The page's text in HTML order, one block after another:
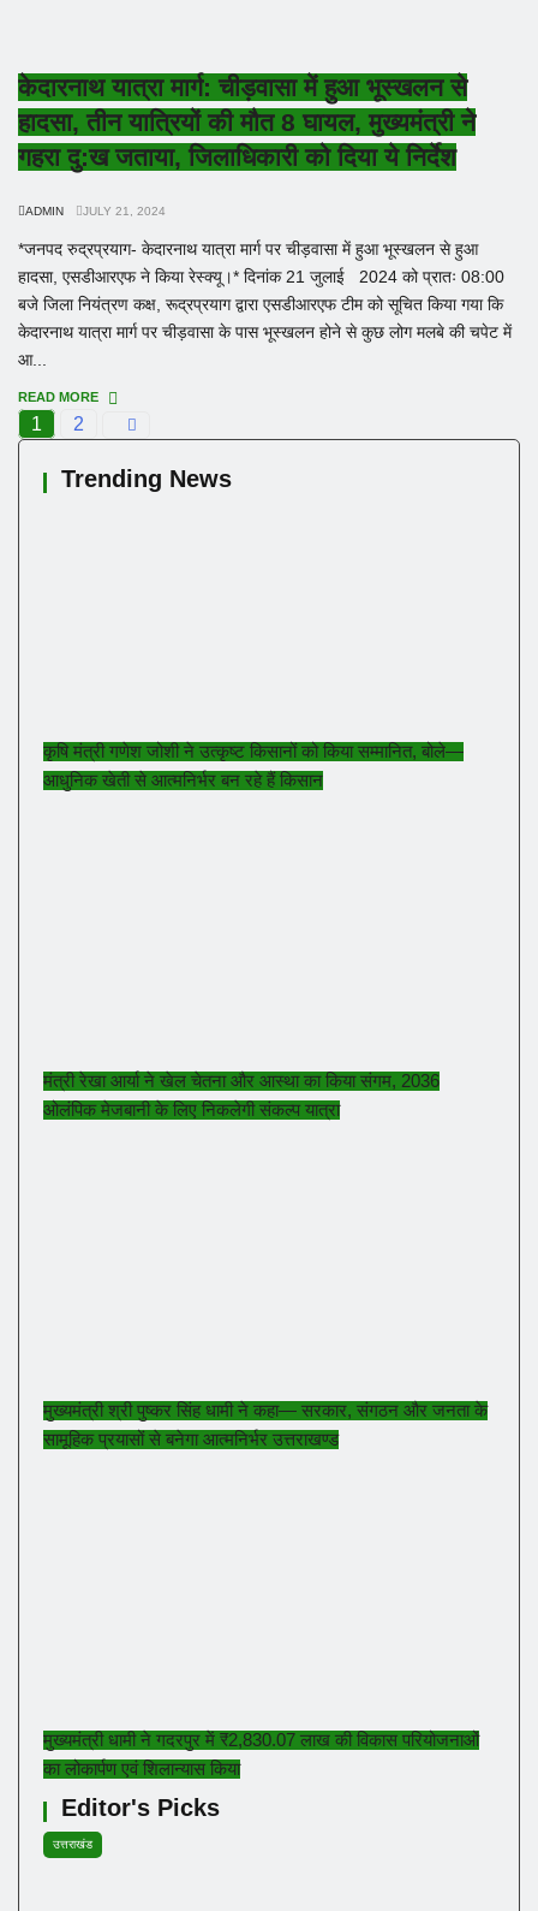
केदारनाथ यात्रा मार्ग: चीड़वासा में हुआ भूस्खलन से
हादसा, तीन यात्रियों की मौत 8 घायल, मुख्यमंत्री ने
गहरा दु:ख जताया, जिलाधिकारी को दिया ये निर्देश
ADMIN JULY 21, 2024
*जनपद रुद्रप्रयाग- केदारनाथ यात्रा मार्ग पर चीड़वासा में हुआ भूस्खलन से हुआ
हादसा, एसडीआरएफ ने किया रेस्क्यू।* दिनांक 21 जुलाई 2024 को प्रातः 08:00
बजे जिला नियंत्रण कक्ष, रूद्रप्रयाग द्वारा एसडीआरएफ टीम को सूचित किया गया कि
केदारनाथ यात्रा मार्ग पर चीड़वासा के पास भूस्खलन होने से कुछ लोग मलबे की चपेट में
आ...
READ MORE
1 2
Trending News
कृषि मंत्री गणेश जोशी ने उत्कृष्ट किसानों को किया सम्मानित, बोले—
आधुनिक खेती से आत्मनिर्भर बन रहे हैं किसान
मंत्री रेखा आर्या ने खेल चेतना और आस्था का किया संगम, 2036
ओलंपिक मेजबानी के लिए निकलेगी संकल्प यात्रा
मुख्यमंत्री श्री पुष्कर सिंह धामी ने कहा— सरकार, संगठन और जनता के
सामूहिक प्रयासों से बनेगा आत्मनिर्भर उत्तराखण्ड
मुख्यमंत्री धामी ने गदरपुर में ₹2,830.07 लाख की विकास परियोजनाओं
का लोकार्पण एवं शिलान्यास किया
Editor's Picks
उत्तराखंड